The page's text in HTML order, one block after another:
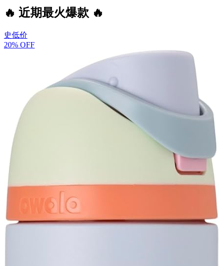
🔥 近期最火爆款 🔥
史低价
20% OFF